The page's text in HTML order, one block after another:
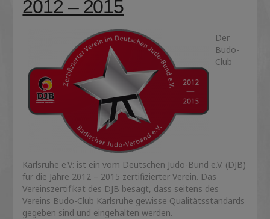
2012 – 2015
Der
Budo-
Club
Karlsruhe e.V: ist ein vom Deutschen Judo-Bund e.V. (DJB)
für die Jahre 2012 – 2015 zertifizierter Verein. Das
Vereinszertifikat des DJB besagt, dass seitens des
Vereins Budo-Club Karlsruhe gewisse Qualitätsstandards
gegeben sind und eingehalten werden.